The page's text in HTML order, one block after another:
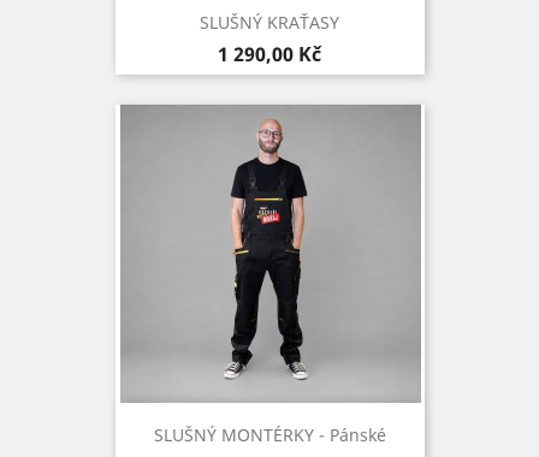
SLUŠNÝ KRAŤASY
Cena
1 290,00 Kč
SLUŠNÝ MONTÉRKY - Pánské